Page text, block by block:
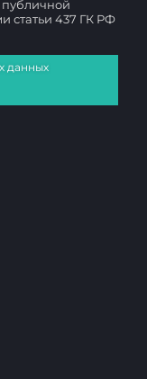
публичной
статьи 437 ГК РФ
данных